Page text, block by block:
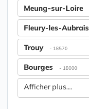
Meung-sur-Loire
Fleury-les-Aubrais
Trouy - 18570
Bourges - 18000
Afficher plus....